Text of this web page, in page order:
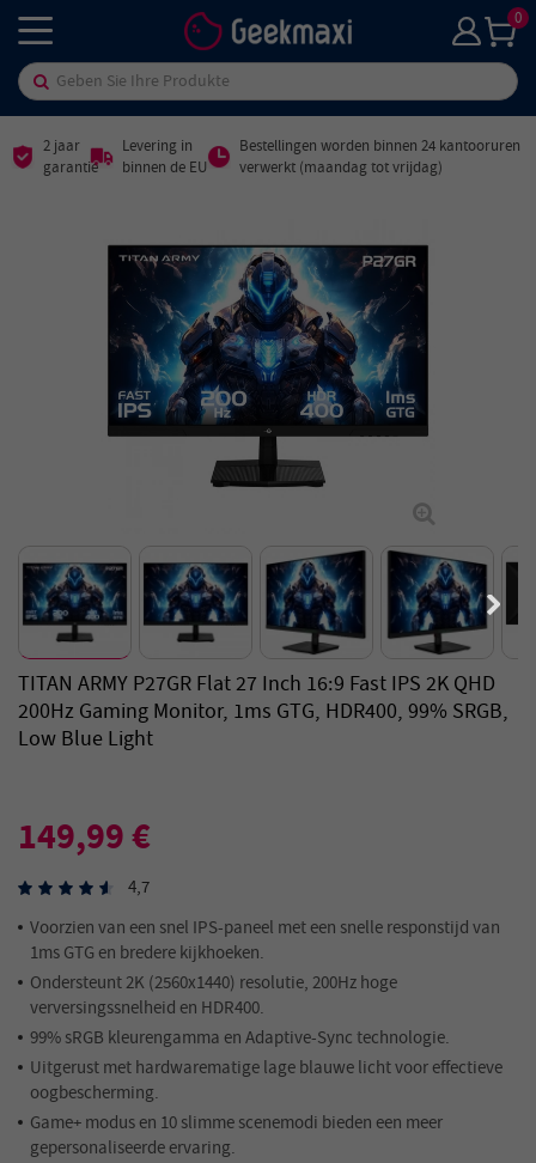
0
2 jaar
garantie
Levering in
binnen de EU
Bestellingen worden binnen 24 kantooruren
verwerkt (maandag tot vrijdag)
TITAN ARMY P27GR Flat 27 Inch 16:9 Fast IPS 2K QHD
200Hz Gaming Monitor, 1ms GTG, HDR400, 99% SRGB,
Low Blue Light
149,99 €
4,7
Voorzien van een snel IPS-paneel met een snelle responstijd van
1ms GTG en bredere kijkhoeken.
Ondersteunt 2K (2560x1440) resolutie, 200Hz hoge
verversingssnelheid en HDR400.
99% sRGB kleurengamma en Adaptive-Sync technologie.
Uitgerust met hardwarematige lage blauwe licht voor effectieve
oogbescherming.
Game+ modus en 10 slimme scenemodi bieden een meer
gepersonaliseerde ervaring.